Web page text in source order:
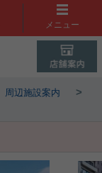
メニュー
周辺施設案内 >